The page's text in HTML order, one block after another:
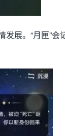
发展。“月匣”会